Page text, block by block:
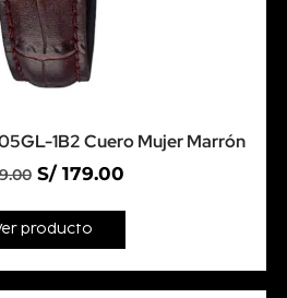
1B2 Cuero Mujer Marrón
S/179.00
producto